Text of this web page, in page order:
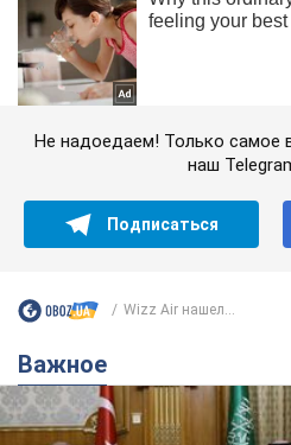
Не надоедаем! Только самое
наш
Подписаться
Wizz Air нашел...
Важное